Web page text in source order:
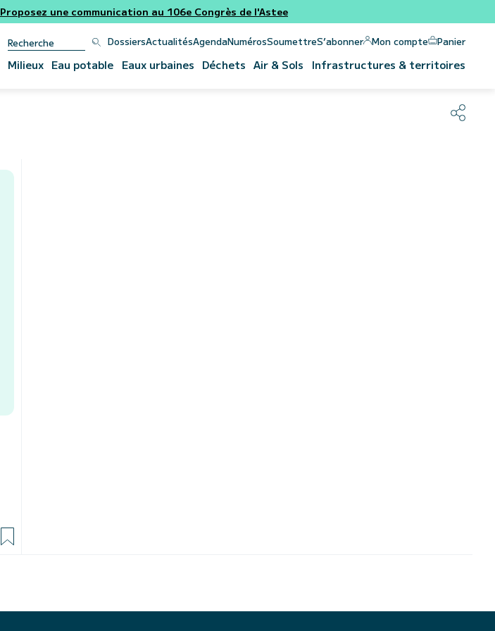
Proposez une communication au 106e Congrès de l'Astee
DossiersActualitésAgendaNumérosSoumettreS’abonner Mon compte Panier
Milieux Eau potable Eaux urbaines Déchets Air & Sols Infrastructures & territoires